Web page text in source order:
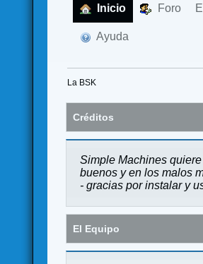
Inicio Foro
Ayuda
La BSK
Créditos
Simple Machines
buenos y en los malos
- gracias por instalar y
El Equipo